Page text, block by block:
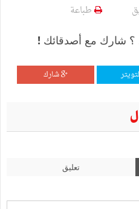
طباعة
؟ شارك مع أصدقائك !
شارك
تعليق